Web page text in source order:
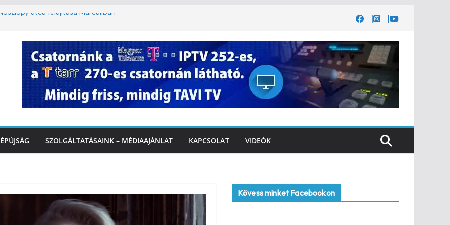
utca felújítása Marcaliban –
lakossági felháborodást váltott ki a
Marcaliban – VIDEÓ
a Balatonnál – az első félidő végén
SZOLGÁLTATÁSAINK – MÉDIAAJÁNLAT KAPCSOLAT VIDEÓK
Kövess minket Facebookon